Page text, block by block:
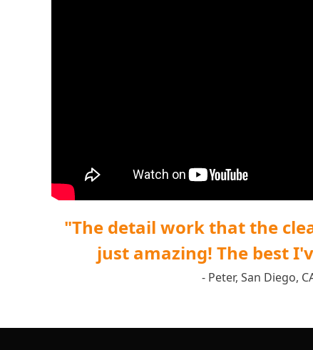
"The detail work that the
just amazing! The best
- Peter, San Diego,